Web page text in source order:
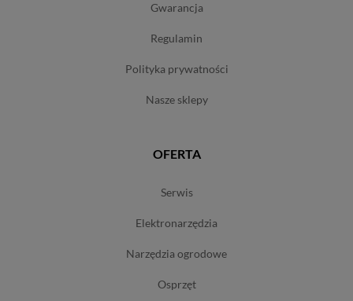
gwarancja
regulamin
polityka prywatności
nasze sklepy
OFERTA
serwis
elektronarzędzia
narzędzia ogrodowe
osprzęt